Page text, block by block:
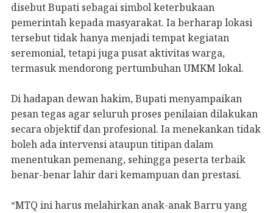
disebut Bupati sebagai simbol keterbukaan
pemerintah kepada masyarakat. Ia berharap lokasi
tersebut tidak hanya menjadi tempat kegiatan
seremonial, tetapi juga pusat aktivitas warga,
termasuk mendorong pertumbuhan UMKM lokal.
Di hadapan dewan hakim, Bupati menyampaikan
pesan tegas agar seluruh proses penilaian dilakukan
secara objektif dan profesional. Ia menekankan tidak
boleh ada intervensi ataupun titipan dalam
menentukan pemenang, sehingga peserta terbaik
benar-benar lahir dari kemampuan dan prestasi.
“MTQ ini harus melahirkan anak-anak Barru yang